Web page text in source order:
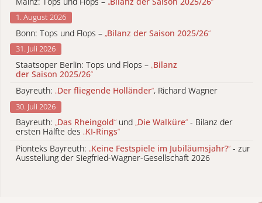
1. August 2026
Bonn: Tops und Flops – „Bilanz der Saison 2025/26“
31. Juli 2026
Staatsoper Berlin: Tops und Flops – „Bilanz
der Saison 2025/26“
Bayreuth: „Der fliegende Holländer“, Richard Wagner
30. Juli 2026
Bayreuth: „Das Rheingold“ und „Die Walküre“ - Bilanz der
ersten Hälfte des „KI-Rings“
Pionteks Bayreuth: „Keine Festspiele im Jubiläumsjahr?“ - zur
Ausstellung der Siegfried-Wagner-Gesellschaft 2026